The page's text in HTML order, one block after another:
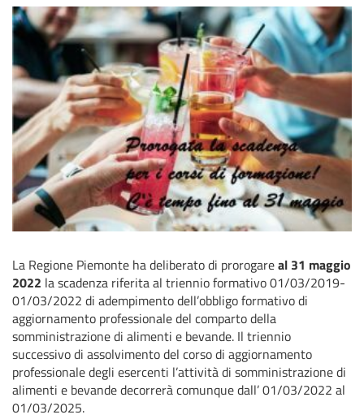
La Regione Piemonte ha deliberato di prorogareal 31 maggio
2022 la scadenza riferita al triennio formativo 01/03/2019-
01/03/2022 di adempimento dell’obbligo formativo di
aggiornamento professionale del comparto della
somministrazione di alimenti e bevande. Il triennio
successivo di assolvimento del corso di aggiornamento
professionale degli esercenti l’attività di somministrazione di
alimenti e bevande decorrerà comunque dall’ 01/03/2022 al
01/03/2025.